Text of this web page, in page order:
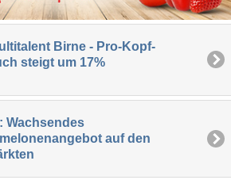
Birne - Pro-Kopf-
steigt um 17%
Wachsendes
auf den